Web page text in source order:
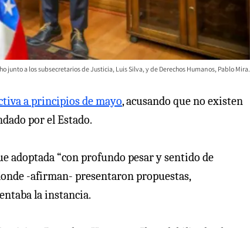
junto a los subsecretarios de Justicia, Luis Silva, y de Derechos Humanos, Pablo Mira.
a principios de mayo, acusando que no existen
por el Estado.
adoptada “con profundo pesar y sentido de
-afirman- presentaron propuestas,
la instancia.